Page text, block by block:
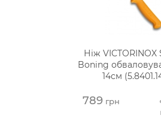
Ніж VICTORINOX
Boning
14см
789 грн